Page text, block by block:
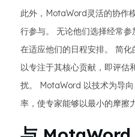
此外，MotaWord灵活的协作
行参与。 无论他们选择经常
在适应他们的日程安排。 简
以专注于其核心贡献，即评估
扰。 MotaWord 以技术为导
率，使专家能够以最小的摩擦